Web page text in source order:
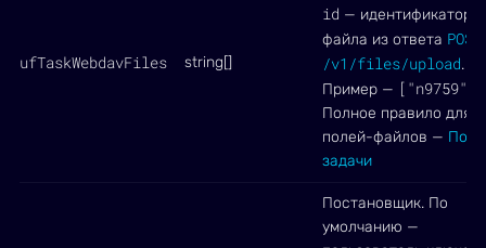
ufTaskWebdavFiles string[]
id — идентификатор
файла из ответа POST
/v1/files/upload.
Пример — ["n9759"]
Полное правило для
полей-файлов — Поля
задачи
Постановщик. По
умолчанию —